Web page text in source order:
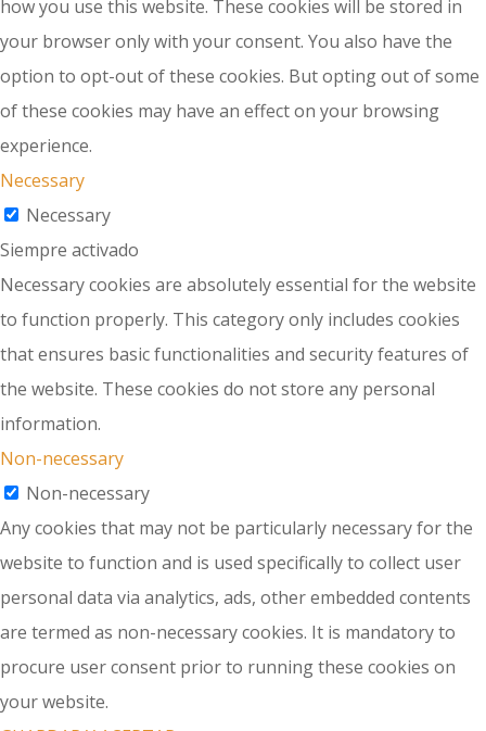
how you use this website. These cookies will be stored in
your browser only with your consent. You also have the
option to opt-out of these cookies. But opting out of some
of these cookies may have an effect on your browsing
experience.
Necessary
Necessary
Siempre activado
Necessary cookies are absolutely essential for the website
to function properly. This category only includes cookies
that ensures basic functionalities and security features of
the website. These cookies do not store any personal
information.
Non-necessary
Non-necessary
Any cookies that may not be particularly necessary for the
website to function and is used specifically to collect user
personal data via analytics, ads, other embedded contents
are termed as non-necessary cookies. It is mandatory to
procure user consent prior to running these cookies on
your website.